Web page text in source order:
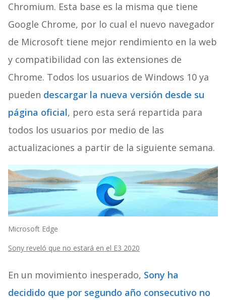
Chromium. Esta base es la misma que tiene
Google Chrome, por lo cual el nuevo navegador
de Microsoft tiene mejor rendimiento en la web
y compatibilidad con las extensiones de
Chrome. Todos los usuarios de Windows 10 ya
pueden descargar la nueva versión desde su
página oficial, pero esta será repartida para
todos los usuarios por medio de las
actualizaciones a partir de la siguiente semana.
Microsoft Edge
Sony reveló que no estará en el E3 2020
En un movimiento inesperado, Sony ha
decidido que por segundo año consecutivo no